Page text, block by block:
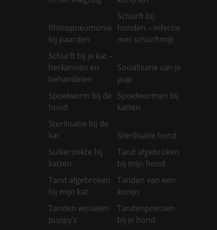
Rhinopneumonie
bij paarden
Schurft bij
honden – infectie
met schurftmijt
Schurft bij je kat –
herkennen en
behandelen
Socialisatie van je
pup
Spoelworm bij de
hond
Spoelwormen bij
katten
Sterilisatie bij de
kat
Sterilisatie hond
Suikerziekte bij
katten
Tand afgebroken
bij mijn hond
Tand afgebroken
bij mijn kat
Tanden van een
konijn
Tanden wisselen
puppy’s
Tandenpoetsen
bij je hond